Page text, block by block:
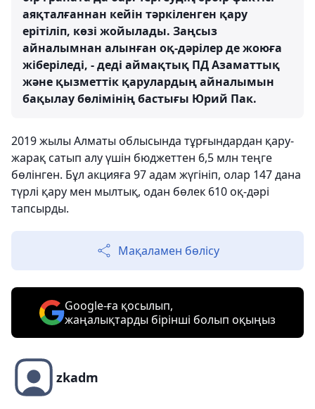
аяқталғаннан кейін тәркіленген қару
ерітіліп, көзі жойылады. Заңсыз
айналымнан алынған оқ-дәрілер де жоюға
жіберіледі, - деді аймақтық ПД Азаматтық
және қызметтік қарулардың айналымын
бақылау бөлімінің бастығы Юрий Пак.
2019 жылы Алматы облысында тұрғындардан қару-
жарақ сатып алу үшін бюджеттен 6,5 млн теңге
бөлінген. Бұл акцияға 97 адам жүгініп, олар 147 дана
түрлі қару мен мылтық, одан бөлек 610 оқ-дәрі
тапсырды.
Мақаламен бөлісу
Google-ға қосылып,
жаңалықтарды бірінші болып оқыңыз
zkadm